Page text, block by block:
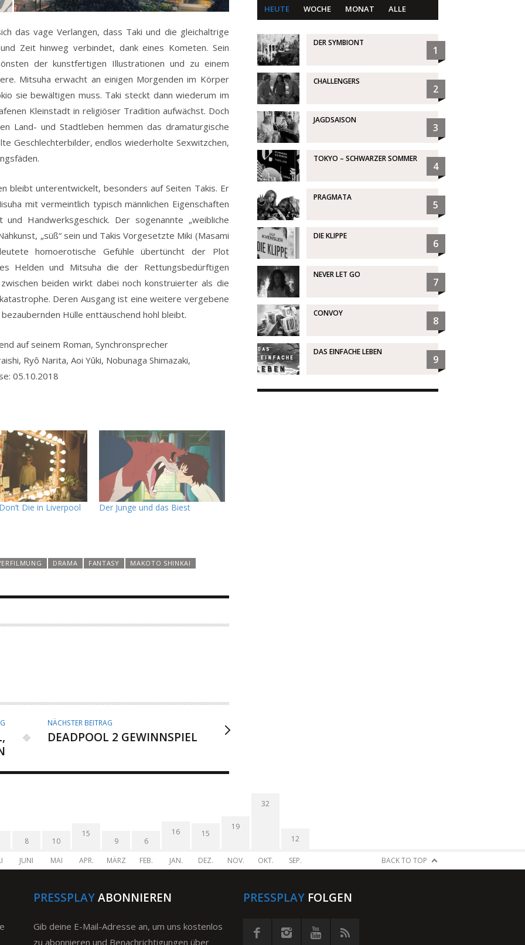
das vage Verlangen, dass Taki und die gleichaltrige
Zeit hinweg verbindet, dank eines Kometen. Sein
der kunstfertigen Illustrationen und zu einem
Mitsuha erwacht an einigen Morgenden im Körper
sie bewältigen muss. Taki steckt dann wiederum im
Kleinstadt in religiöser Tradition aufwächst. Doch
Land- und Stadtleben hemmen das dramaturgische
Geschlechterbilder, endlos wiederholte Sexwitzchen,
bleibt unterentwickelt, besonders auf Seiten Takis. Er
mit vermeintlich typisch männlichen Eigenschaften
Handwerksgeschick. Der sogenannte „weibliche
„süß“ sein und Takis Vorgesetzte Miki (Masami
homoerotische Gefühle übertüncht der Plot
Helden und Mitsuha die der Rettungsbedürftigen
beiden wirkt dabei noch konstruierter als die
Deren Ausgang ist eine weitere vergebene
Hülle enttäuschend hohl bleibt.
auf seinem Roman, Synchronsprecher
Ryô Narita, Aoi Yûki, Nobunaga Shimazaki,
05.10.2018
Die in Liverpool Der Junge und das Biest
DRAMA FANTASY
MAKOTO SHINKAI
NÄCHSTER BEITRAG
DEADPOOL 2 GEWINNSPIEL
HEUTE WOCHE MONAT ALLE
DER SYMBIONT
1
CHALLENGERS
2
JAGDSAISON
3
TOKYO – SCHWARZER SOMMER
4
PRAGMATA
5
DIE KLIPPE
6
NEVER LET GO
7
CONVOY
8
DAS EINFACHE LEBEN
9
8
JUNI
10
MAI
15
APR.
9
MÄRZ
6
FEB.
16
JAN.
15
DEZ.
19
NOV.
32
OKT.
12
SEP. BACK TO TOP
PRESSPLAYABONNIEREN
Gib deine E-Mail-Adresse an, um uns kostenlos
zu abonnieren und Benachrichtigungen über
PRESSPLAYFOLGEN